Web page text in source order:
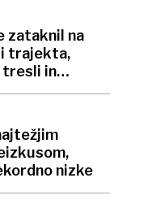
zataknil na
trajekta,
tresli in
nizke